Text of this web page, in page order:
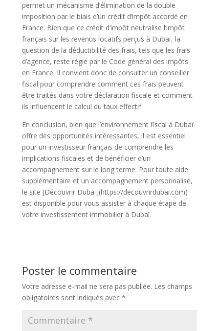
permet un mécanisme d’élimination de la double
imposition par le biais d’un crédit d’impôt accordé en
France. Bien que ce crédit d’impôt neutralise l’impôt
français sur les revenus locatifs perçus à Dubaï, la
question de la déductibilité des frais, tels que les frais
d’agence, reste régie par le Code général des impôts
en France. Il convient donc de consulter un conseiller
fiscal pour comprendre comment ces frais peuvent
être traités dans votre déclaration fiscale et comment
ils influencent le calcul du taux effectif.
En conclusion, bien que l’environnement fiscal à Dubaï
offre des opportunités intéressantes, il est essentiel
pour un investisseur français de comprendre les
implications fiscales et de bénéficier d’un
accompagnement sur le long terme. Pour toute aide
supplémentaire et un accompagnement personnalisé,
le site [Découvrir Dubaï](https://decouvrirdubai.com)
est disponible pour vous assister à chaque étape de
votre investissement immobilier à Dubaï.
Poster le commentaire
Votre adresse e-mail ne sera pas publiée. Les champs
obligatoires sont indiqués avec *